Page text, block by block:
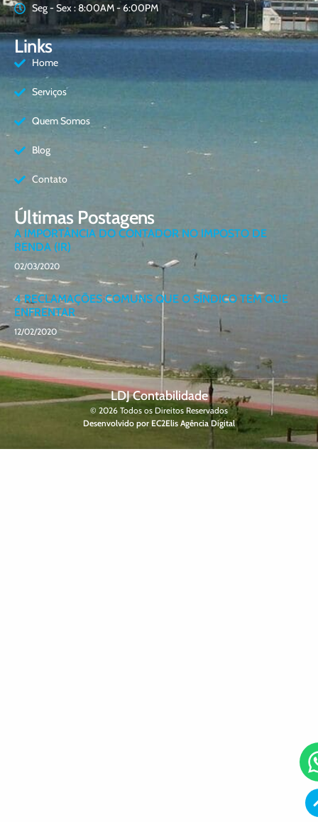
Seg - Sex : 8:00AM - 6:00PM
Links
Home
Serviços
Quem Somos
Blog
Contato
Últimas Postagens
A IMPORTÂNCIA DO CONTADOR NO IMPOSTO DE
RENDA (IR)
02/03/2020
4 RECLAMAÇÕES COMUNS QUE O SÍNDICO TEM QUE
ENFRENTAR
12/02/2020
LDJ Contabilidade
© 2026 Todos os Direitos Reservados
Desenvolvido por EC2Elis Agência Digital